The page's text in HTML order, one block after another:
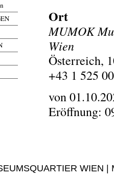
Ort
MUMOK
Wien
Österreich,
+43 1 525
von
Eröffnung:
WIEN